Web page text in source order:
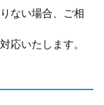
ない場合、ご相
応いたします。